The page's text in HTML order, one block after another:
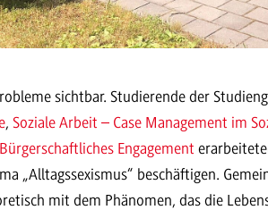
sichtbar. Studierende der
, Soziale Arbeit – Case Management im
Engagement
„Alltagssexismus“ beschäftigen.
mit dem Phänomen, das die